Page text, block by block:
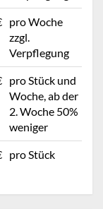
pro Woche
zzgl.
Verpflegung
pro Stück und
Woche, ab der
2. Woche 50%
weniger
pro Stück